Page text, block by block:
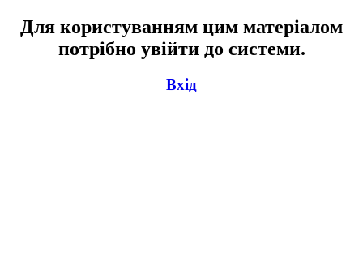
Для користуванням цим матеріалом
потрібно увійти до системи.
Вхід